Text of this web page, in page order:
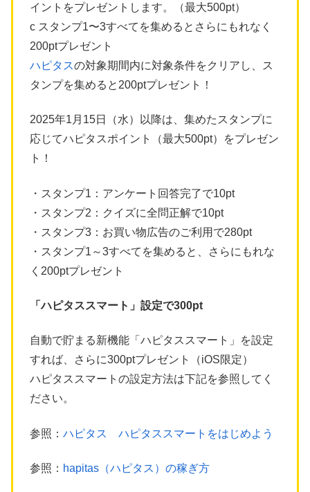
イントをプレゼントします。（最大500pt）
c スタンプ1〜3すべてを集めるとさらにもれなく
200ptプレゼント
ハピタスの対象期間内に対象条件をクリアし、ス
タンプを集めると200ptプレゼント！
2025年1月15日（水）以降は、集めたスタンプに
応じてハピタスポイント（最大500pt）をプレゼン
ト！
・スタンプ1：アンケート回答完了で10pt
・スタンプ2：クイズに全問正解で10pt
・スタンプ3：お買い物広告のご利用で280pt
・スタンプ1～3すべてを集めると、さらにもれな
く200ptプレゼント
「ハピタススマート」設定で300pt
自動で貯まる新機能「ハピタススマート」を設定
すれば、さらに300ptプレゼント（iOS限定）
ハピタススマートの設定方法は下記を参照してく
ださい。
参照： ハピタス ハピタススマートをはじめよう
参照： hapitas（ハピタス）の稼ぎ方